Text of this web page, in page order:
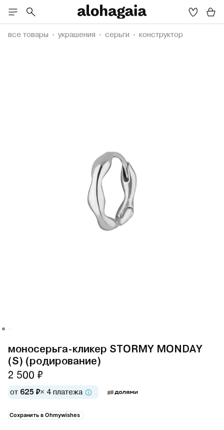
все товары украшения серьги конструктор
моносерьга-кликер STORMY MONDAY
(S) (родирование)
2 500 ₽
от 625 ₽× 4 платежа
Сохранить в Ohmywishes